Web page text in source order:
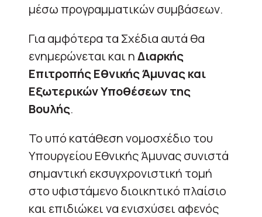
μέσω προγραμματικών συμβάσεων.
Για αμφότερα τα Σχέδια αυτά θα
ενημερώνεται και ηΔιαρκής
Επιτροπής Εθνικής Άμυνας και
Εξωτερικών Υποθέσεων της
Βουλής.
Το υπό κατάθεση νομοσχέδιο του
Υπουργείου Εθνικής Άμυνας συνιστά
σημαντική εκσυγχρονιστική τομή
στο υφιστάμενο διοικητικό πλαίσιο
και επιδιώκει να ενισχύσει αφενός